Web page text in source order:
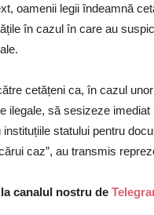
oamenii legii îndeamnă
în cazul în care au
cetățeni ca, în cazul
ilegale, să sesizeze imediat
statului pentru
caz”, au transmis
canalul nostru de